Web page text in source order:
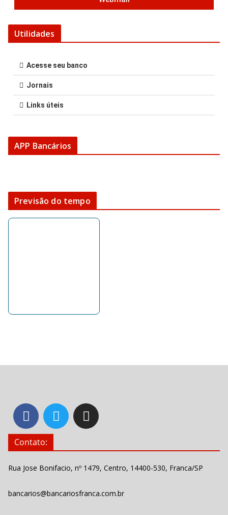
Utilidades
Acesse seu banco
Jornais
Links úteis
APP Bancários
Previsão do tempo
Contato:
Rua Jose Bonifacio, nº 1479, Centro, 14400-530, Franca/SP
bancarios@bancariosfranca.com.br